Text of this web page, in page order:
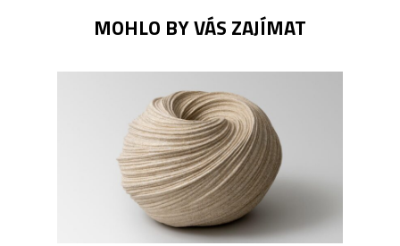
MOHLO BY VÁS ZAJÍMAT